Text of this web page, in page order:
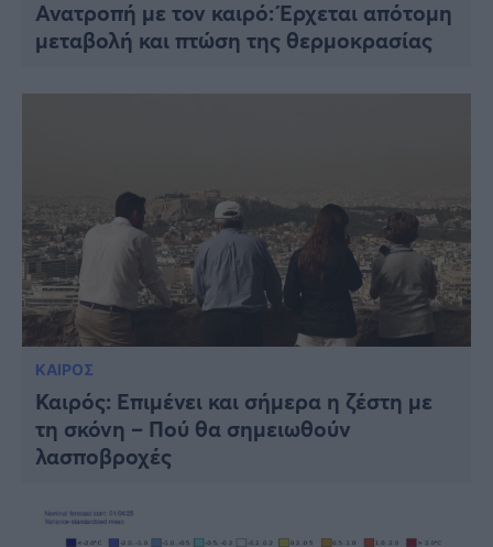
Ανατροπή με τον καιρό: Έρχεται απότομη
μεταβολή και πτώση της θερμοκρασίας
ΚΑΙΡΟΣ
Καιρός: Επιμένει και σήμερα η ζέστη με
τη σκόνη – Πού θα σημειωθούν
λασποβροχές